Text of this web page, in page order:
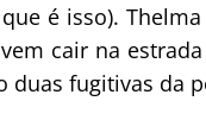
é isso).
cair na
duas fugitivas da